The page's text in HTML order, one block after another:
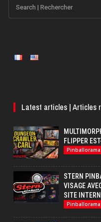
Search | Rechercher
Latest articles | Articles
FLIPPER
Pinballorama
STERN
VISAGE
SITE
Pinballorama